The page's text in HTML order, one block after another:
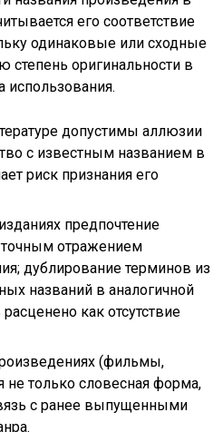
его соответствие
одинаковые или сходные
степень оригинальности в
использования.
допустимы аллюзии
с известным названием в
риск признания его
предпочтение
точным отражением
дублирование терминов из
названий в аналогичной
как отсутствие
(фильмы,
не только словесная форма,
с ранее выпущенными